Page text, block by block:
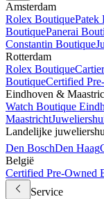
Amsterdam
Rolex BoutiquePatek
BoutiquePanerai
Constantin Boutique
Rotterdam
Rolex Boutique
BoutiqueCertified
Eindhoven &
Watch Boutique
Maastricht
Landelijke
Den BoschDen Haag
België
Certified Pre-Owned
Service